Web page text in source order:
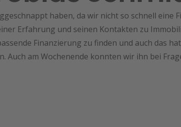
haben, da wir nicht so schnell
Erfahrung und seinen Kontakten zu
Finanzierung zu finden und auch das
am Wochenende konnten wir ihn bei